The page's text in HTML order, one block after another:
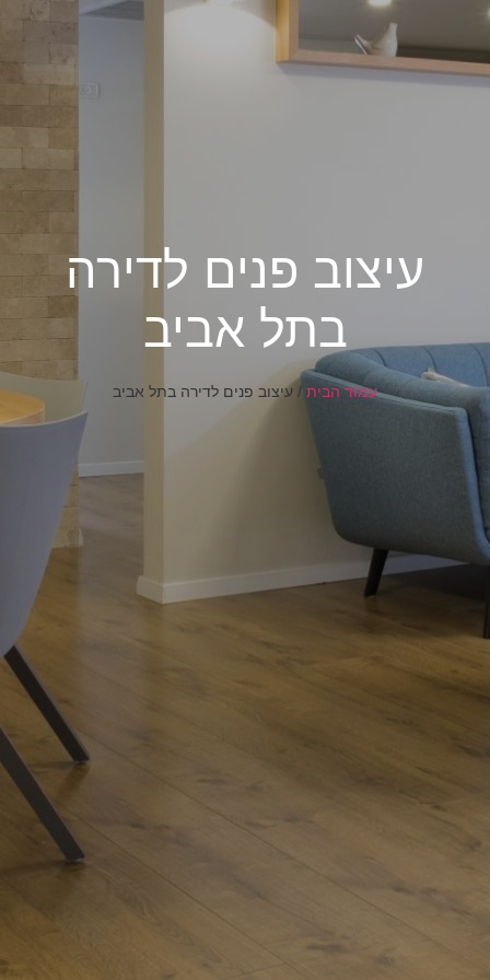
עיצוב פנים לדירה
בתל אביב
עמוד הבית / עיצוב פנים לדירה בתל אביב